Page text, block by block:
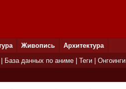
Живопись Архитектура
База данных по аниме Теги Онгоинги